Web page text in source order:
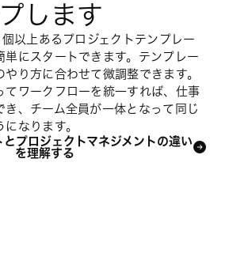
します
以上あるプロジェクトテンプレー
単にスタートできます。テンプレー
やり方に合わせて微調整できます。
てワークフローを統一すれば、仕事
き、チーム全員が一体となって同じ
なります。
とプロジェクトマネジメントの違い
を理解する